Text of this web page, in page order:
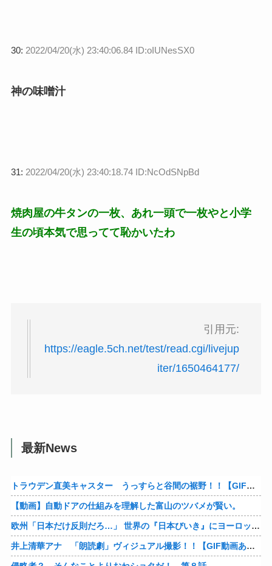
30: 2022/04/20(水) 23:40:06.84 ID:oIUNesSX0
神の味噌汁
31: 2022/04/20(水) 23:40:18.74 ID:NcOdSNpBd
焼肉屋の牛タンの一枚、あれ一頭で一枚やと小学
生の頃本気で思ってて恥かいたわ
引用元:
https://eagle.5ch.net/test/read.cgi/livejup
iter/1650464177/
最新News
トラウデン直美キャスター うっすらと谷間の裾野！！【GIF動画あり】
【動画】自動ドアの仕組みを理解した富山のツバメが賢い。
欧州「日本だけ反則だろ…」 世界の『日本びいき』にヨーロッパ全土から不満の声
井上清華アナ 「朗読劇」ヴィジュアル撮影！！【GIF動画あり】